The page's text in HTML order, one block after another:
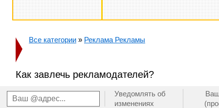
Все категории » Реклама Рекламы
Как завлечь рекламодателей?
Уведомлять об
изменениях